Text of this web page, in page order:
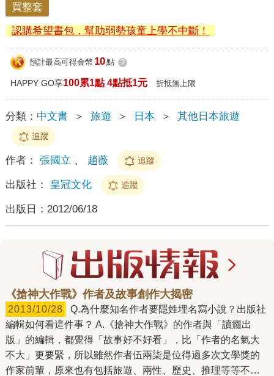
買整套
認購希望書包，幫助弱勢孩童上學不中斷！
預計最高可得金幣 10點 ?
HAPPY GO享100累1點 4點抵1元 折抵無上限
分類： 中文書 ＞ 旅遊 ＞ 日本 ＞ 其他日本旅遊
追蹤
作者： 張國立 、 趙薇 追蹤
出版社： 皇冠文化 追蹤
出版日： 2012/06/18
《搶神大作戰》作者及故事創作大揭密
2013/10/28
編輯如何看這件事？ A.《搶神大作戰》的作者與「讀癮出
版」的編輯，都覺得「故事好不好看」，比「作者的名氣大
不大」更要緊，所以雖然作者伍兩柒是位得過多次文學獎的
作家前輩，原來也有包括旅遊、兩性、歷史、推理等等不同